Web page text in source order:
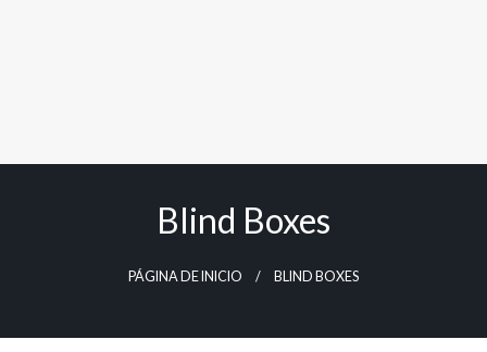
Blind Boxes
PÁGINA DE INICIO BLIND BOXES